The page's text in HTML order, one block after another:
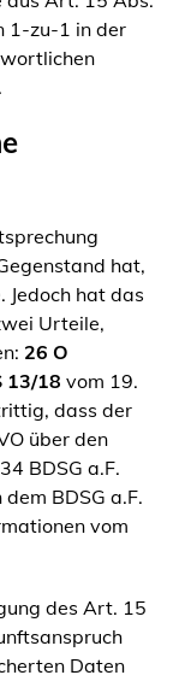
1-zu-1 in der
hat,
Jedoch hat das
Urteile,
26 O
13/18 vom 19.
dass der
über den
BDSG a.F.
BDSG a.F.
vom
des Art. 15
Daten